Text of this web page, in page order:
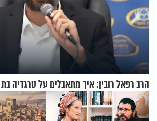
הרב רפאל רובין: איך מתאבלים על טרגדיה